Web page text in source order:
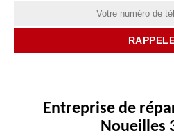
Entreprise de
Noueilles